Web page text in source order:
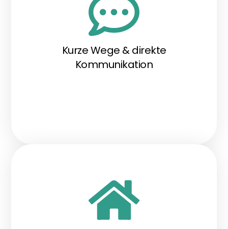
Kurze Wege & direkte
Kommunikation